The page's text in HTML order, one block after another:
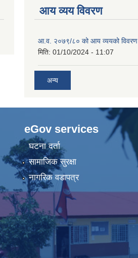
आय व्यय विवरण
आ.व. २०७९/८० को आय व्ययको विवरण
मिति: 01/10/2024 - 11:07
अन्य
eGov services
घटना दर्ता
सामाजिक सुरक्षा
नागरिक वडापत्र